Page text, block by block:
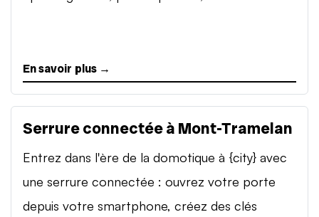
En savoir plus →
Serrure connectée à Mont-Tramelan
Entrez dans l'ère de la domotique à {city} avec
une serrure connectée : ouvrez votre porte
depuis votre smartphone, créez des clés